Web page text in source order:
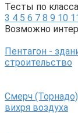
Тесты по
3 4 5 6 7 8 9 10
Возможно
Пентагон -
строительство
Смерч
вихря воздуха